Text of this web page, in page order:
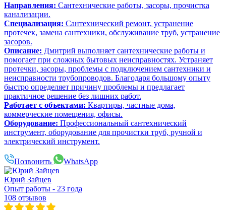
Направления: Сантехнические работы, засоры, прочистка
канализации.
Специализация: Сантехнический ремонт, устранение
протечек, замена сантехники, обслуживание труб, устранение
засоров.
Описание: Дмитрий выполняет сантехнические работы и
помогает при сложных бытовых неисправностях. Устраняет
протечки, засоры, проблемы с подключением сантехники и
неисправности трубопроводов. Благодаря большому опыту
быстро определяет причину проблемы и предлагает
практичное решение без лишних работ.
Работает с объектами: Квартиры, частные дома,
коммерческие помещения, офисы.
Оборудование: Профессиональный сантехнический
инструмент, оборудование для прочистки труб, ручной и
электрический инструмент.
Позвонить WhatsApp
Юрий Зайцев
Опыт работы - 23 года
108 отзывов